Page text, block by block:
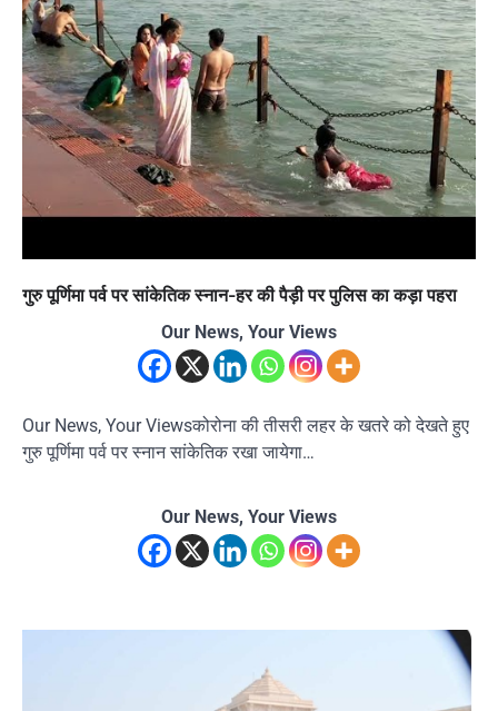
गुरु पूर्णिमा पर्व पर सांकेतिक स्नान-हर की पैड़ी पर पुलिस का कड़ा पहरा
Our News, Your Views
Our News, Your Viewsकोरोना की तीसरी लहर के खतरे को देखते हुए
गुरु पूर्णिमा पर्व पर स्नान सांकेतिक रखा जायेगा…
Our News, Your Views